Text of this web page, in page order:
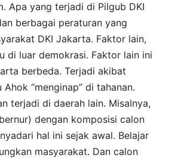
Apa yang terjadi di Pilgub DKI
berbagai peraturan yang
DKI Jakarta. Faktor lain,
di luar demokrasi. Faktor lain ini
berbeda. Terjadi akibat
“menginap” di tahanan.
terjadi di daerah lain. Misalnya,
dengan komposisi calon
hal ini sejak awal. Belajar
masyarakat. Dan calon